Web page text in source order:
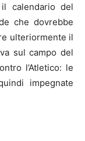
calendario del
che dovrebbe
ulteriormente il
sul campo del
l’Atletico: le
impegnate